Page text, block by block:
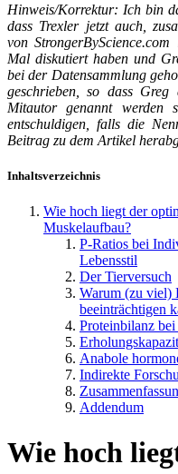
Hinweis/Korrektur: Ich bin
dass Trexler jetzt auch,
von
Mal diskutiert haben und
bei der Datensammlung
geschrieben, so dass
Mitautor genannt werden
entschuldigen, falls die
Beitrag zu dem Artikel
Inhaltsverzeichnis
Wie hoch liegt der
Muskelaufbau?
P-Ratios bei
Lebensstil
Der Tierversuch
Warum (zu viel)
beeinträchtigen
Proteinbilanz
Anabole
Indirekte
Addendum
Wie hoch